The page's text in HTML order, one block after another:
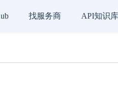
找服务商 API知识库